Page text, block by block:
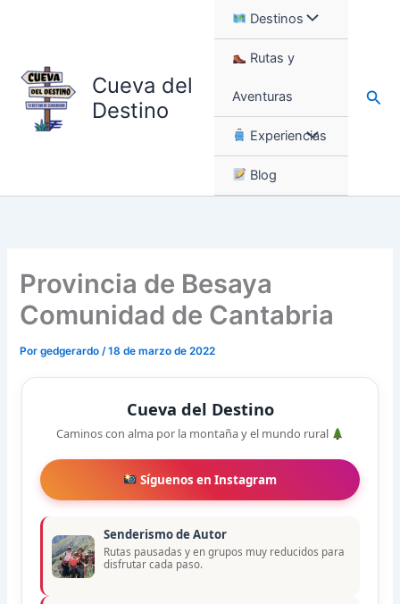
Cueva del
Destino
Destinos
Rutas y
Aventuras
Experiencias
Blog
Provincia de Besaya
Comunidad de Cantabria
Porgedgerardo/18 de marzo de 2022
Cueva del Destino
Caminos con alma por la montaña y el mundo rural
Síguenos en Instagram
Senderismo de Autor
Rutas pausadas y en grupos muy reducidos para
disfrutar cada paso.